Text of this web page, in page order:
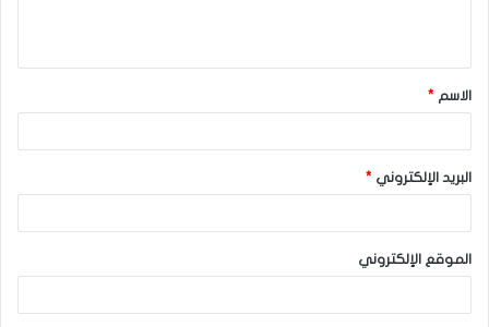
ق
*
الاسم *
البريد الإلكتروني *
الموقع الإلكتروني